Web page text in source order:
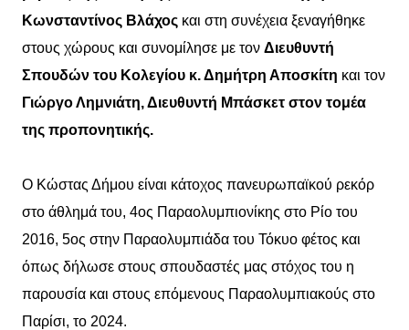
Κωνσταντίνος Βλάχος και στη συνέχεια ξεναγήθηκε
στους χώρους και συνομίλησε με τον Διευθυντή
Σπουδών του Κολεγίου κ. Δημήτρη Αποσκίτη και τον
Γιώργο Λημνιάτη, Διευθυντή Μπάσκετ στον τομέα
της προπονητικής.
Ο Κώστας Δήμου είναι κάτοχος πανευρωπαϊκού ρεκόρ
στο άθλημά του, 4ος Παραολυμπιονίκης στο Ρίο του
2016, 5ος στην Παραολυμπιάδα του Τόκυο φέτος και
όπως δήλωσε στους σπουδαστές μας στόχος του η
παρουσία και στους επόμενους Παραολυμπιακούς στο
Παρίσι, το 2024.